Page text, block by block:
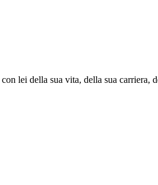
lei della sua vita, della sua carriera,